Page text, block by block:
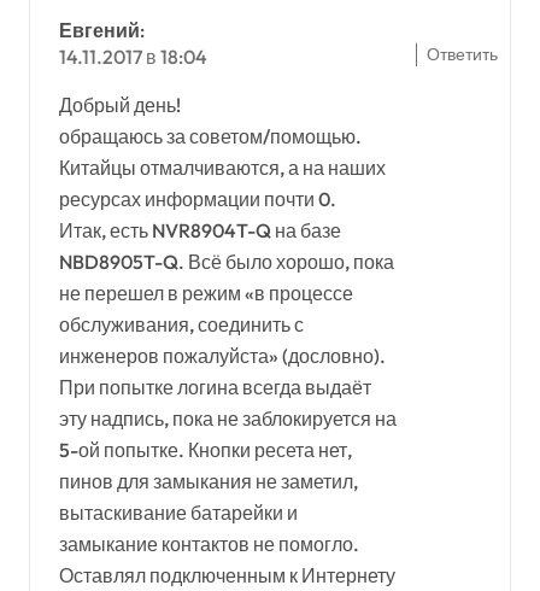
Евгений:
14.11.2017 в 18:04
Добрый день!
обращаюсь за советом/помощью.
Китайцы отмалчиваются, а на наших
ресурсах информации почти 0.
Итак, есть NVR8904T-Q на базе
NBD8905T-Q. Всё было хорошо, пока
не перешел в режим «в процессе
обслуживания, соединить с
инженеров пожалуйста» (дословно).
При попытке логина всегда выдаёт
эту надпись, пока не заблокируется на
5-ой попытке. Кнопки ресета нет,
пинов для замыкания не заметил,
вытаскивание батарейки и
замыкание контактов не помогло.
Оставлял подключенным к Интернету
Ответить